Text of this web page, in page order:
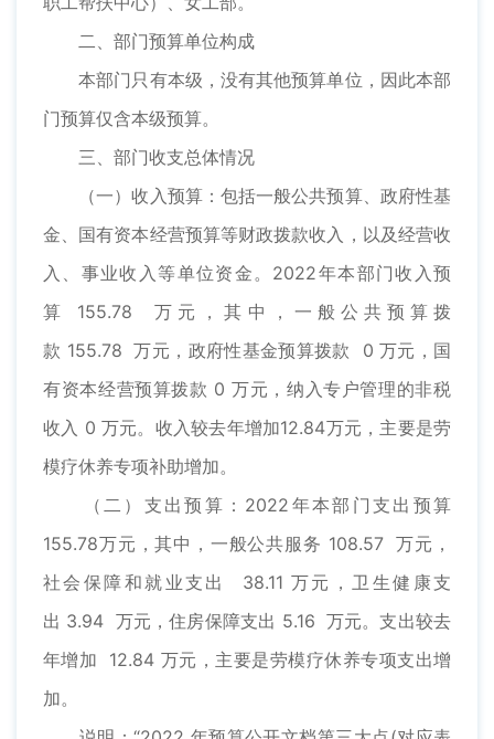
二、部门预算单位构成
本部门只有本级，没有其他预算单位，因此本部
门预算仅含本级预算。
三、部门收支总体情况
（一）收入预算：包括一般公共预算、政府性基
金、国有资本经营预算等财政拨款收入，以及经营收
入、事业收入等单位资金。2022年本部门收入预
算 155.78 万元，其中，一般公共预算拨
款 155.78 万元，政府性基金预算拨款 0 万元，国
有资本经营预算拨款 0 万元，纳入专户管理的非税
收入 0 万元。收入较去年增加12.84万元，主要是劳
模疗休养专项补助增加。
（二）支出预算：2022年本部门支出预算
155.78万元，其中，一般公共服务 108.57 万元，
社会保障和就业支出 38.11 万元，卫生健康支
出 3.94 万元，住房保障支出 5.16 万元。支出较去
年增加 12.84 万元，主要是劳模疗休养专项支出增
加。